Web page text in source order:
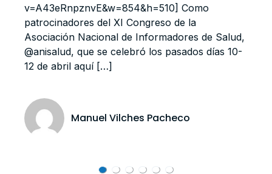
v=A43eRnpznvE&w=854&h=510] Como
patrocinadores del XI Congreso de la
Asociación Nacional de Informadores de Salud,
@anisalud, que se celebró los pasados días 10-
12 de abril aquí […]
Manuel Vilches Pacheco